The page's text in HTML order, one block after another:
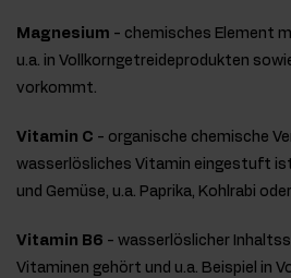
Magnesium - chemisches Element
u.a. in Vollkorngetreideprodukten
vorkommt.
Vitamin C - organische chemische
wasserlösliches Vitamin eingestuft
und Gemüse, u.a. Paprika, Kohlrabi
Vitamin B6 - wasserlöslicher
Vitaminen gehört und u.a. Beispiel in